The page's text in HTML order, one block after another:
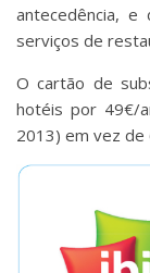
antecedência,
serviços de
O cartão de
hotéis por 49€/
2013) em vez de